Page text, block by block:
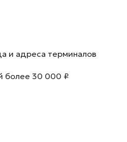
и адреса терминалов
более 30 000 ₽